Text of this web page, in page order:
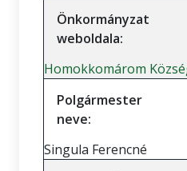
Önkormányzat
weboldala:
Homokkomárom
Polgármester
neve:
Singula Ferencné